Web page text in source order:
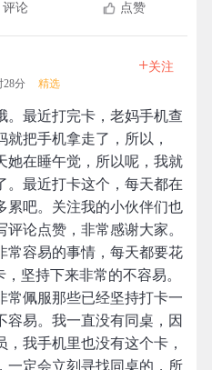
论 点赞
28分 精选
+关注
。最近打完卡，老妈手机查
把手机拿走了，所以，
她在睡午觉，所以呢，我就
。最近打卡这个，每天都在
累吧。关注我的小伙伴们也
论点赞，非常感谢大家。
常容易的事情，每天都要花
，坚持下来非常的不容易。
常佩服那些已经坚持打卡一
容易。我一直没有同桌，因
我手机里也没有这个卡，
一定会立刻寻找同桌的，所